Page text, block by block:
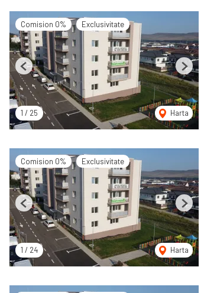
Comision 0% Exclusivitate
1 / 25 Harta
Previous Next
Comision 0% Exclusivitate
1 / 24 Harta
Previous Next